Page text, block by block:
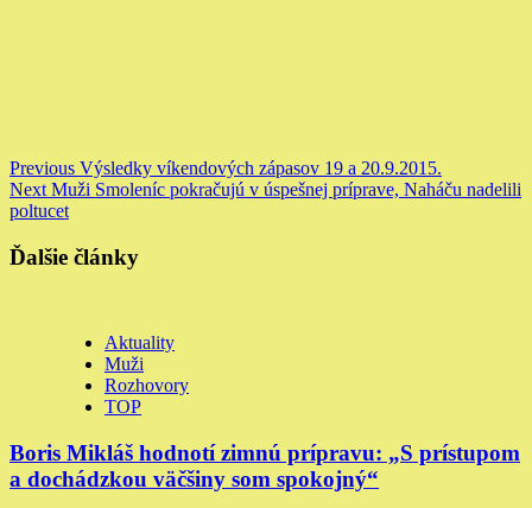
Continue
Reading
Previous Výsledky víkendových zápasov 19 a 20.9.2015.
Next Muži Smoleníc pokračujú v úspešnej príprave, Naháču nadelili
poltucet
Ďalšie články
Aktuality
Muži
Rozhovory
TOP
Boris Mikláš hodnotí zimnú prípravu: „S prístupom
a dochádzkou väčšiny som spokojný“